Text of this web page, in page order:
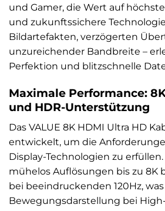
und Gamer, die Wert auf
und zukunftssichere
Bildartefakten, verzögerten
unzureichender Bandbreite –
Perfektion und blitzschnelle
Maximale Performance:
und HDR-Unterstützung
Das VALUE 8K HDMI Ultra HD
entwickelt, um die
Display-Technologien zu
mühelos Auflösungen bis zu 8K
bei beeindruckenden 120Hz,
Bewegungsdarstellung bei